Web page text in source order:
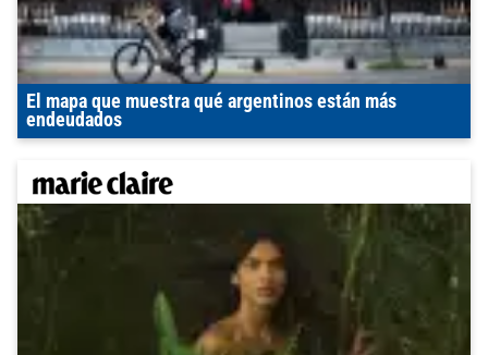
El mapa que muestra qué argentinos están más
endeudados